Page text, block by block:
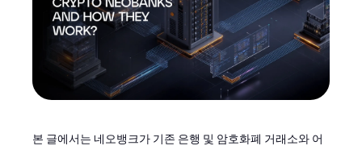
본 글에서는 네오뱅크가 기존 은행 및 암호화폐 거래소와 어